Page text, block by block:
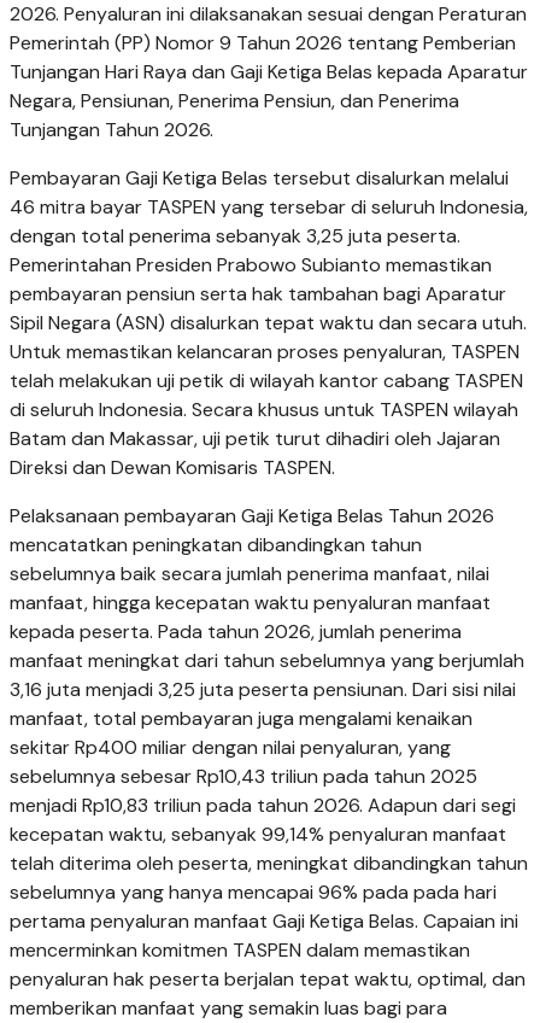
2026. Penyaluran ini dilaksanakan sesuai dengan Peraturan
Pemerintah (PP) Nomor 9 Tahun 2026 tentang Pemberian
Tunjangan Hari Raya dan Gaji Ketiga Belas kepada Aparatur
Negara, Pensiunan, Penerima Pensiun, dan Penerima
Tunjangan Tahun 2026.
Pembayaran Gaji Ketiga Belas tersebut disalurkan melalui
46 mitra bayar TASPEN yang tersebar di seluruh Indonesia,
dengan total penerima sebanyak 3,25 juta peserta.
Pemerintahan Presiden Prabowo Subianto memastikan
pembayaran pensiun serta hak tambahan bagi Aparatur
Sipil Negara (ASN) disalurkan tepat waktu dan secara utuh.
Untuk memastikan kelancaran proses penyaluran, TASPEN
telah melakukan uji petik di wilayah kantor cabang TASPEN
di seluruh Indonesia. Secara khusus untuk TASPEN wilayah
Batam dan Makassar, uji petik turut dihadiri oleh Jajaran
Direksi dan Dewan Komisaris TASPEN.
Pelaksanaan pembayaran Gaji Ketiga Belas Tahun 2026
mencatatkan peningkatan dibandingkan tahun
sebelumnya baik secara jumlah penerima manfaat, nilai
manfaat, hingga kecepatan waktu penyaluran manfaat
kepada peserta. Pada tahun 2026, jumlah penerima
manfaat meningkat dari tahun sebelumnya yang berjumlah
3,16 juta menjadi 3,25 juta peserta pensiunan. Dari sisi nilai
manfaat, total pembayaran juga mengalami kenaikan
sekitar Rp400 miliar dengan nilai penyaluran, yang
sebelumnya sebesar Rp10,43 triliun pada tahun 2025
menjadi Rp10,83 triliun pada tahun 2026. Adapun dari segi
kecepatan waktu, sebanyak 99,14% penyaluran manfaat
telah diterima oleh peserta, meningkat dibandingkan tahun
sebelumnya yang hanya mencapai 96% pada pada hari
pertama penyaluran manfaat Gaji Ketiga Belas. Capaian ini
mencerminkan komitmen TASPEN dalam memastikan
penyaluran hak peserta berjalan tepat waktu, optimal, dan
memberikan manfaat yang semakin luas bagi para